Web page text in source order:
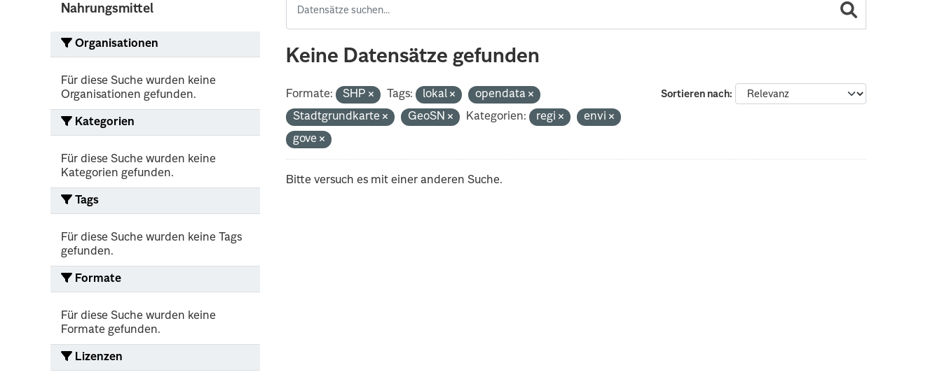
Nahrungsmittel
Organisationen
Für diese Suche wurden keine
Organisationen gefunden.
Kategorien
Für diese Suche wurden keine
Kategorien gefunden.
Tags
Für diese Suche wurden keine Tags
gefunden.
Formate
Für diese Suche wurden keine
Formate gefunden.
Lizenzen
Keine Datensätze gefunden
Sortieren nach
Formate: SHP Tags: lokal
opendata
Stadtgrundkarte
GeoSN Kategorien: regi
envi
gove
Bitte versuch es mit einer anderen Suche.